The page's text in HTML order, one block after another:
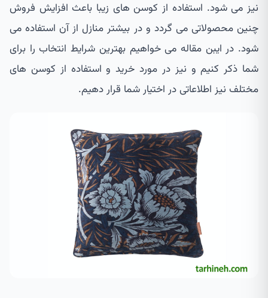
نیز می شود. استفاده از کوسن های زیبا باعث افزایش فروش
چنین محصولاتی می گردد و در بیشتر منازل از آن استفاده می
شود. در ایبن مقاله می خواهیم بهترین شرایط انتخاب را برای
شما ذکر کنیم و نیز در مورد خرید و استفاده از کوسن های
مختلف نیز اطلاعاتی در اختیار شما قرار دهیم.